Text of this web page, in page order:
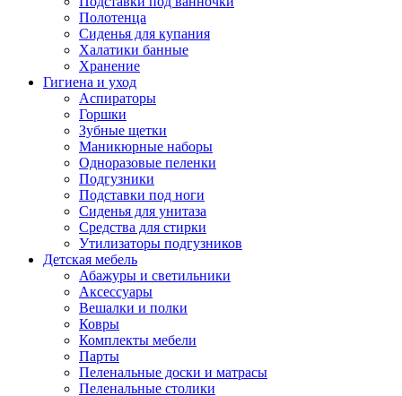
Полотенца
Сиденья для купания
Халатики банные
Хранение
Гигиена и уход
Аспираторы
Горшки
Зубные щетки
Маникюрные наборы
Одноразовые пеленки
Подгузники
Подставки под ноги
Сиденья для унитаза
Средства для стирки
Утилизаторы подгузников
Детская мебель
Абажуры и светильники
Аксессуары
Вешалки и полки
Ковры
Комплекты мебели
Парты
Пеленальные доски и матрасы
Пеленальные столики